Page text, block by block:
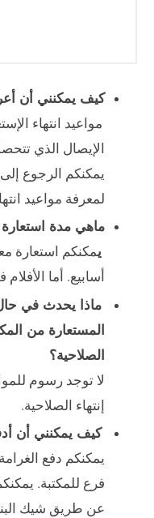
كيف يمكنني أن
مواعيد انتهاء
الإيصال الذي
يمكنكم الرجوع
لمعرفة مواعيد
ماهي مدة استعارة
يمكنكم استعارة
أسابيع. أما
ماذا يحدث في
المستعارة من
الصلاحية؟
لا توجد رسوم
إنتهاء الصلاحية.
كيف يمكنني أن
يمكنكم دفع
فرع للمكتبة.
عن طريق شيك